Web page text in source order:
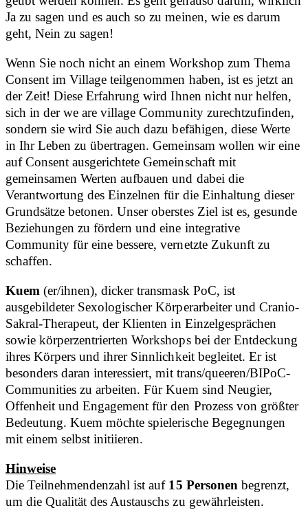
Ja zu sagen und es auch so zu meinen, wie es darum
geht, Nein zu sagen!
Wenn Sie noch nicht an einem Workshop zum Thema
Consent im Village teilgenommen haben, ist es jetzt an
der Zeit! Diese Erfahrung wird Ihnen nicht nur helfen,
sich in der we are village Community zurechtzufinden,
sondern sie wird Sie auch dazu befähigen, diese Werte
in Ihr Leben zu übertragen. Gemeinsam wollen wir eine
auf Consent ausgerichtete Gemeinschaft mit
gemeinsamen Werten aufbauen und dabei die
Verantwortung des Einzelnen für die Einhaltung dieser
Grundsätze betonen. Unser oberstes Ziel ist es, gesunde
Beziehungen zu fördern und eine integrative
Community für eine bessere, vernetzte Zukunft zu
schaffen.
Kuem (er/ihnen), dicker transmask PoC, ist
ausgebildeter Sexologischer Körperarbeiter und Cranio-
Sakral-Therapeut, der Klienten in Einzelgesprächen
sowie körperzentrierten Workshops bei der Entdeckung
ihres Körpers und ihrer Sinnlichkeit begleitet. Er ist
besonders daran interessiert, mit trans/queeren/BIPoC-
Communities zu arbeiten. Für Kuem sind Neugier,
Offenheit und Engagement für den Prozess von größter
Bedeutung. Kuem möchte spielerische Begegnungen
mit einem selbst initiieren.
Hinweise
Die Teilnehmendenzahl ist auf 15 Personenbegrenzt,
um die Qualität des Austauschs zu gewährleisten.